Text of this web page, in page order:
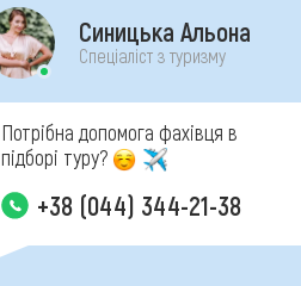
Синицька Альона
Спеціаліст з туризму
Потрібна допомога фахівця в
підборі туру?
+38 (044) 344-21-38